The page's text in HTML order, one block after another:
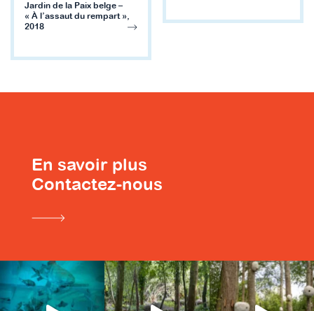
Jardin de la Paix belge –
« À l’assaut du rempart »,
2018
En savoir plus
Contactez-nous